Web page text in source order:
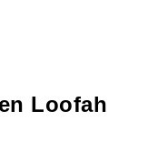
Loofah